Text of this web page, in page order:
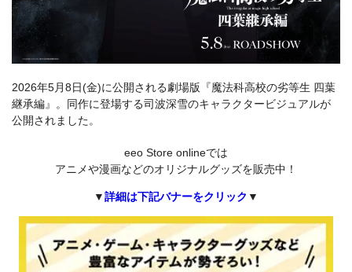
2026年5月8日(金)に公開される劇場版『魔法科高校の劣等生 四葉
継承編』。同作に登場する司波深雪のキャラクタービジュアルが
公開されました。
eeo Store onlineでは
アニメや漫画などのオリジナルグッズを販売中！
▼詳細は下記バナーをクリック ▼